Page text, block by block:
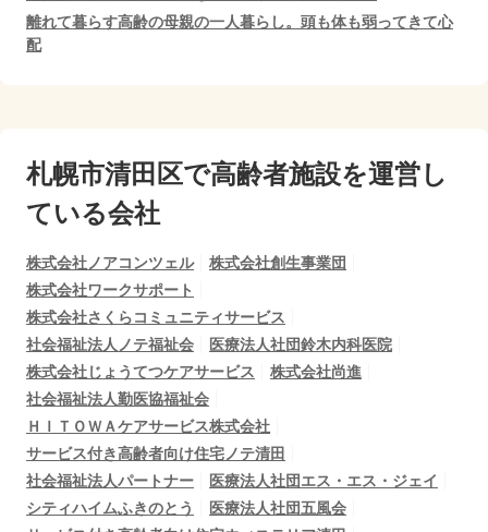
離れて暮らす高齢の母親の一人暮らし。頭も体も弱ってきて心
配
札幌市清田区で高齢者施設を運営し
ている会社
株式会社ノアコンツェル
株式会社創生事業団
株式会社ワークサポート
株式会社さくらコミュニティサービス
社会福祉法人ノテ福祉会
医療法人社団鈴木内科医院
株式会社じょうてつケアサービス
株式会社尚進
社会福祉法人勤医協福祉会
ＨＩＴＯＷＡケアサービス株式会社
サービス付き高齢者向け住宅ノテ清田
社会福祉法人パートナー
医療法人社団エス・エス・ジェイ
シティハイムふきのとう
医療法人社団五風会